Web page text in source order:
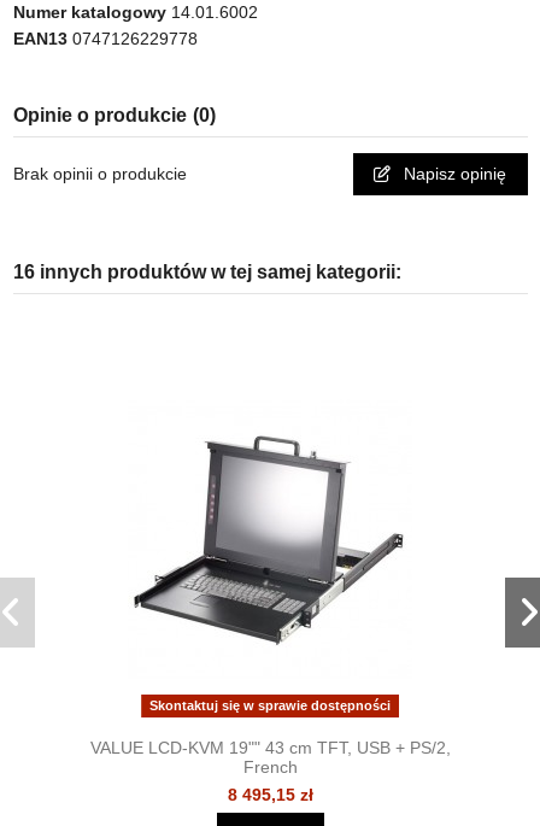
Numer katalogowy 14.01.6002
EAN13 0747126229778
Opinie o produkcie (0)
Brak opinii o produkcie Napisz opinię
16 innych produktów w tej samej kategorii:
Skontaktuj się w sprawie dostępności
VALUE LCD-KVM 19"" 43 cm TFT, USB + PS/2,
French
8 495,15 zł